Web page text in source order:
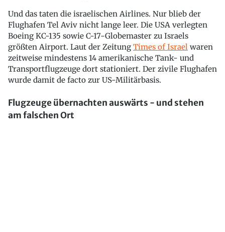
Und das taten die israelischen Airlines. Nur blieb der
Flughafen Tel Aviv nicht lange leer. Die USA verlegten
Boeing KC-135 sowie C-17-Globemaster zu Israels
größten Airport. Laut der Zeitung Times of Israel waren
zeitweise mindestens 14 amerikanische Tank- und
Transportflugzeuge dort stationiert. Der zivile Flughafen
wurde damit de facto zur US-Militärbasis.
Flugzeuge übernachten auswärts - und stehen
am falschen Ort